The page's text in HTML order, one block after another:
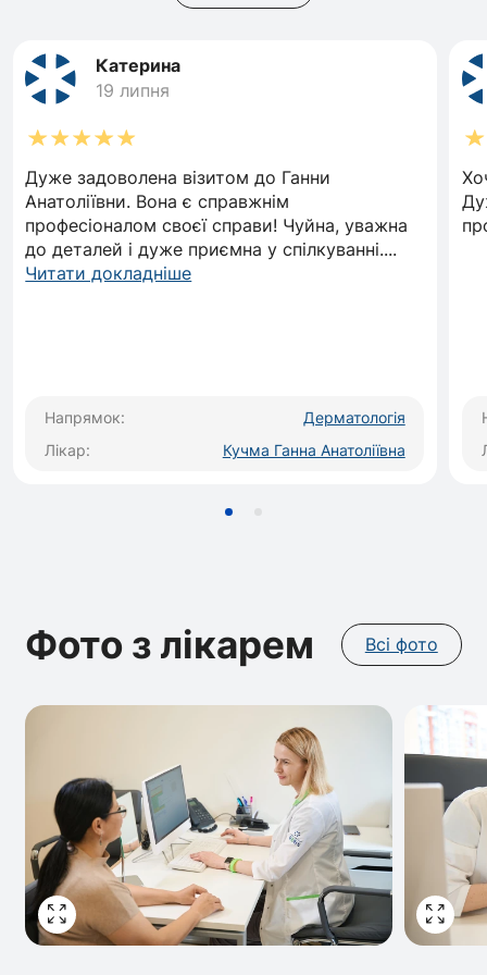
Катерина
19 липня
Дуже задоволена візитом до Ганни
Анатоліївни. Вона є справжнім
професіоналом своєї справи! Чуйна, уважна
до деталей і дуже приємна у спілкуванні....
Читати докладніше
Напрямок:
Дерматологія
Лікар:
Кучма Ганна Анатоліївна
Фото з лікарем Всі фото